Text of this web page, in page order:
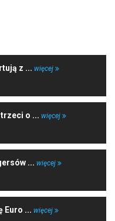
z ... więcej
o ... więcej
... więcej
Euro ... więcej